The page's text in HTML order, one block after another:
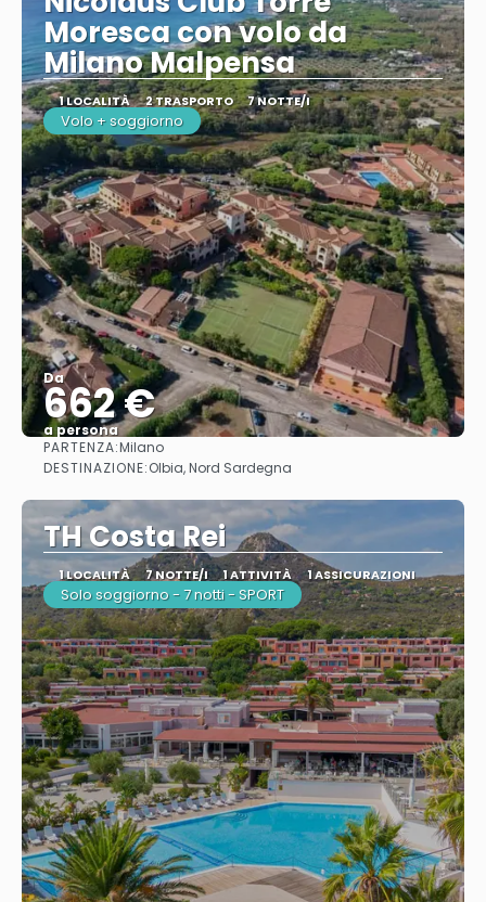
Moresca con volo da
Milano Malpensa
1 LOCALITÀ 2 TRASPORTO 7 NOTTE/I
Volo + soggiorno
Da
662 €
a persona
Vedere
PARTENZA:Milano
DESTINAZIONE:Olbia, Nord Sardegna
TH Costa Rei
1 LOCALITÀ 7 NOTTE/I 1 ATTIVITÀ 1 ASSICURAZIONI
Solo soggiorno - 7 notti - SPORT